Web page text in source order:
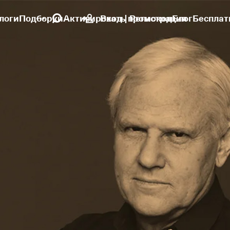
ПодборкиАктивировать промокодБлог
Вход | Регистрация